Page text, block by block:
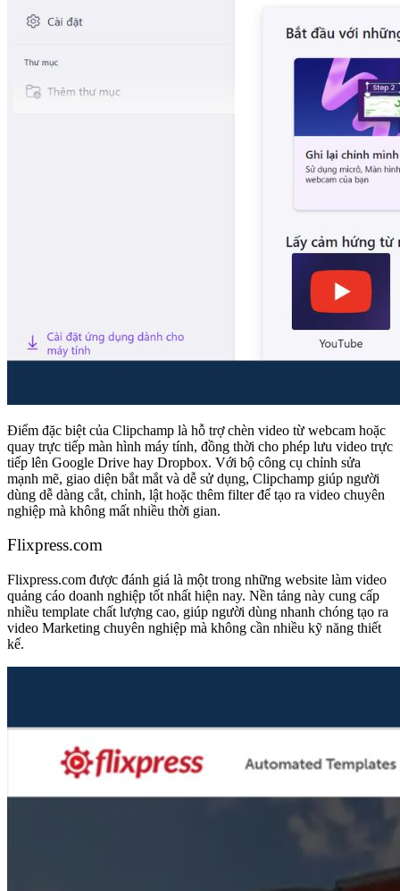
Điểm đặc biệt của Clipchamp là hỗ trợ chèn video từ webcam hoặc
quay trực tiếp màn hình máy tính, đồng thời cho phép lưu video trực
tiếp lên Google Drive hay Dropbox. Với bộ công cụ chỉnh sửa
mạnh mẽ, giao diện bắt mắt và dễ sử dụng, Clipchamp giúp người
dùng dễ dàng cắt, chỉnh, lật hoặc thêm filter để tạo ra video chuyên
nghiệp mà không mất nhiều thời gian.
Flixpress.com
Flixpress.com được đánh giá là một trong những website làm video
quảng cáo doanh nghiệp tốt nhất hiện nay. Nền tảng này cung cấp
nhiều template chất lượng cao, giúp người dùng nhanh chóng tạo ra
video Marketing chuyên nghiệp mà không cần nhiều kỹ năng thiết
kế.